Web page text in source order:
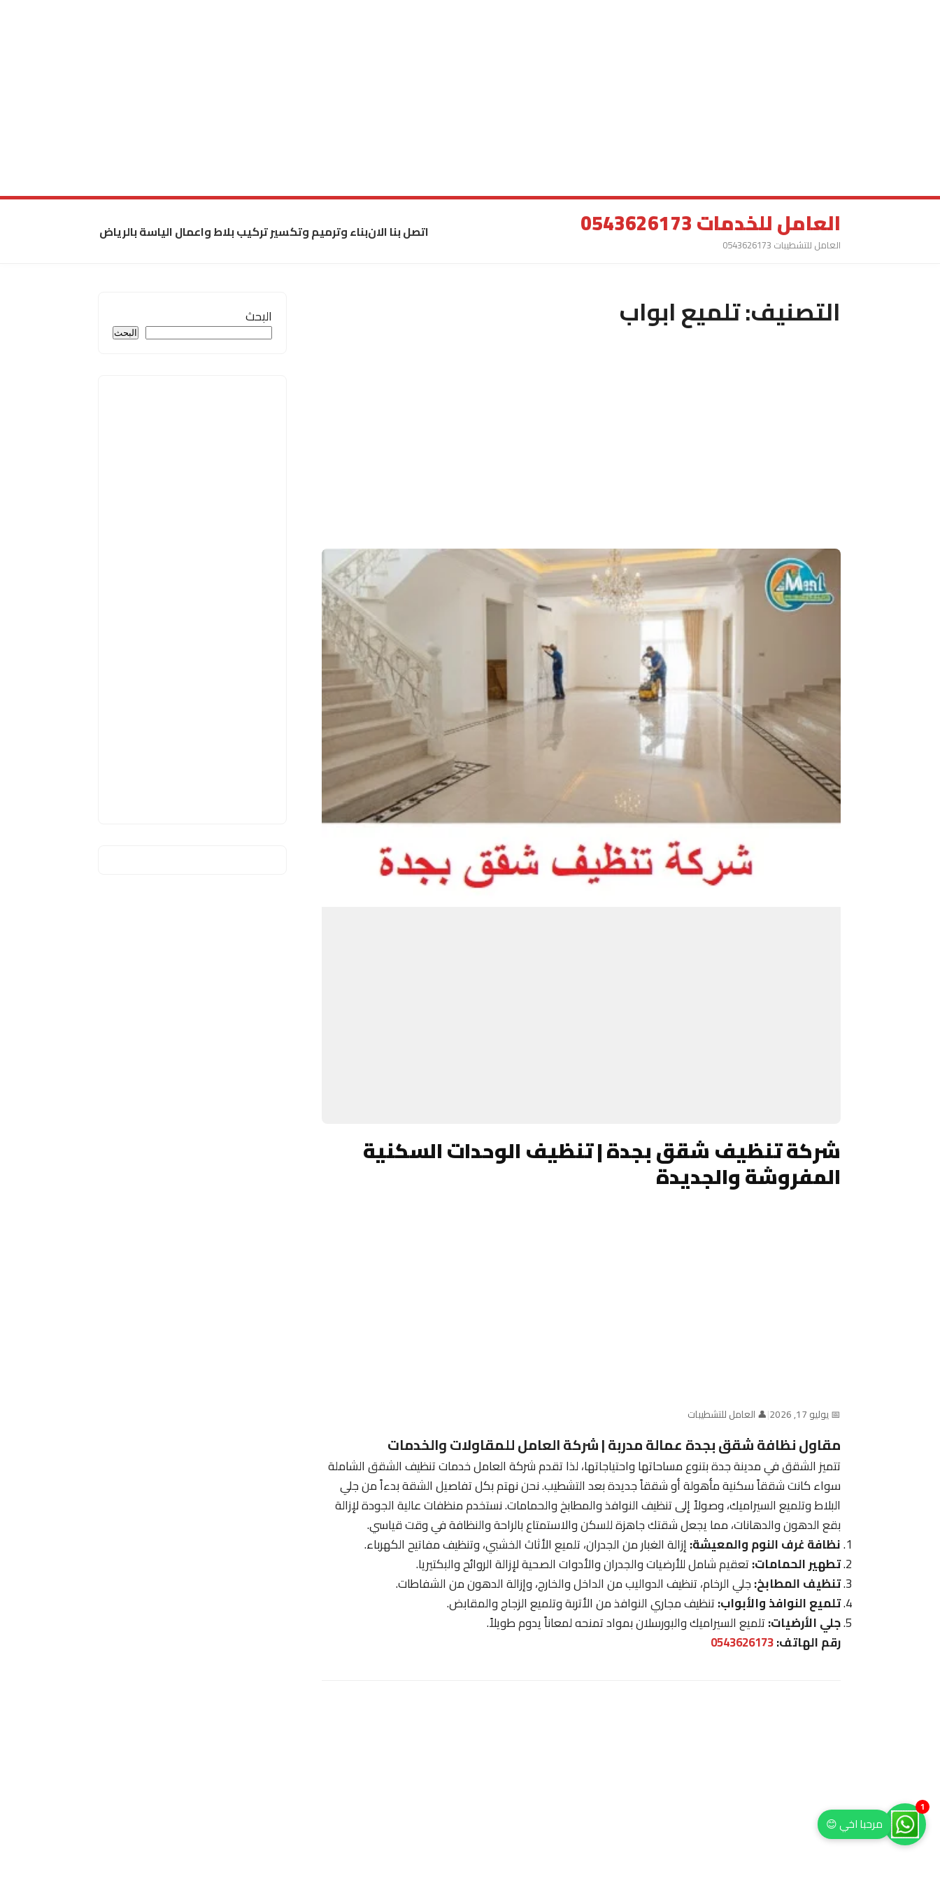
العامل للخدمات 0543626173
العامل للتشطيبات 0543626173
اتصل بنا الانبناء وترميم وتكسير تركيب بلاط واعمال الياسة بالرياض
التصنيف:تلميع ابواب
شركة تنظيف شقق بجدة | تنظيف الوحدات السكنية
المفروشة والجديدة
📅 يوليو 17, 2026 |👤 العامل للتشطيبات
مقاول نظافة شقق بجدة عمالة مدربة | شركة العامل للمقاولات والخدمات
تتميز الشقق في مدينة جدة بتنوع مساحاتها واحتياجاتها، لذا تقدم شركة العامل خدمات تنظيف الشقق الشاملة
سواء كانت شققاً سكنية مأهولة أو شققاً جديدة بعد التشطيب. نحن نهتم بكل تفاصيل الشقة بدءاً من جلي
البلاط وتلميع السيراميك، وصولاً إلى تنظيف النوافذ والمطابخ والحمامات. نستخدم منظفات عالية الجودة لإزالة
بقع الدهون والدهانات، مما يجعل شقتك جاهزة للسكن والاستمتاع بالراحة والنظافة في وقت قياسي.
نظافة غرف النوم والمعيشة:إزالة الغبار من الجدران، تلميع الأثاث الخشبي، وتنظيف مفاتيح الكهرباء.
تطهير الحمامات:تعقيم شامل للأرضيات والجدران والأدوات الصحية لإزالة الروائح والبكتيريا.
تنظيف المطابخ:جلي الرخام، تنظيف الدواليب من الداخل والخارج، وإزالة الدهون من الشفاطات.
تلميع النوافذ والأبواب:تنظيف مجاري النوافذ من الأتربة وتلميع الزجاج والمقابض.
جلي الأرضيات:تلميع السيراميك والبورسلان بمواد تمنحه لمعاناً يدوم طويلاً.
رقم الهاتف:0543626173
البحث
البحث
مرحبا اخي 😊